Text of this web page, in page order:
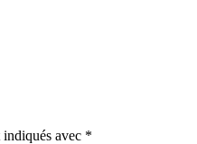
avec *